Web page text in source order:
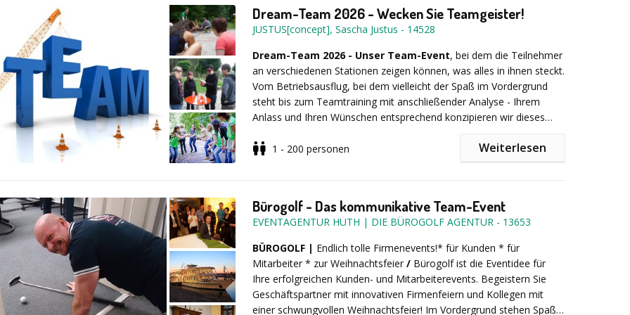
Dream-Team 2026 - Wecken Sie Teamgeister!
JUSTUS[concept], Sascha Justus - 14528
Dream-Team 2026 - Unser Team-Event, bei dem die Teilnehmer
an verschiedenen Stationen zeigen können, was alles in ihnen steckt.
Vom Betriebsausflug, bei dem vielleicht der Spaß im Vordergrund
steht bis zum Teamtraining mit anschließender Analyse - Ihrem
Anlass und Ihren Wünschen entsprechend konzipieren wir dieses
Team-Aktionen und Aufgaben verschiedenster Art bieten wir Ihnen
auch Bogenschießen, Niedrigseilelemente, Seilbrückenbau etc. an.
Möglich ist sowohl ein Wettbewerb der Teams untereinander als
auch eine Variante, bei der durch das Zusammenspiel der
Einzelgruppen ein gemeinsames Ziel erreicht werden kann. Gerne
entwickeln wir auch für Sie ein individuelles Concept!
1 - 200 personen Weiterlesen
Bürogolf - Das kommunikative Team-Event
EVENTAGENTUR HUTH | DIE BÜROGOLF AGENTUR - 13653
BÜROGOLF | Endlich tolle Firmenevents!* für Kunden * für
Mitarbeiter * zur Weihnachtsfeier / Bürogolf ist die Eventidee für
Ihre erfolgreichen Kunden- und Mitarbeiterevents. Begeistern Sie
Geschäftspartner mit innovativen Firmenfeiern und Kollegen mit
einer schwungvollen Weihnachtsfeier! Im Vordergrund stehen Spaß,